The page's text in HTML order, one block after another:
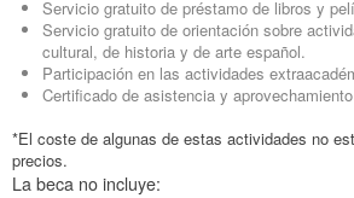
Servicio gratuito de préstamo de libros y
Servicio gratuito de orientación sobre
cultural, de historia y de arte español.
Participación en las actividades
Certificado de asistencia y
*El coste de algunas de estas actividades no
precios.
La beca no incluye: